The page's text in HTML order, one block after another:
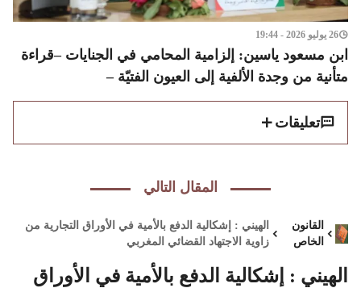
26 يوليو 2026 - 19:44
ابن مسعود ياسين: إلزامية المحامي في الجنايات –قراءة
متأنية من وجدة الألفية إلى العيون الفتيّة –
تعليقات
المقال التالي
القانون
الخاص
الهيني : إشكالية الدفع بالأمية في الأوراق التجارية من
زاوية الاجتهاد القضائي المغربي
الهيني : إشكالية الدفع بالأمية في الأوراق